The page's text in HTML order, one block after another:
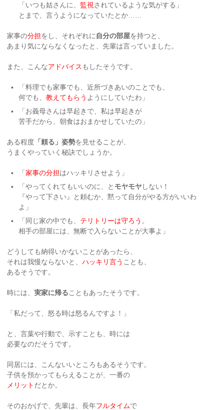
「いつも姑さんに、 監視 されているような気がする」
とまで、言うようになっていたとか……
家事の分担をし、それぞれに 自分の部屋を持つと、
あまり気にならなくなったと、先輩は言っていました。
また、こんなアドバイス もしたそうです。
「料理でも家事でも、近所づきあいのことでも、
何でも、教えてもらう ようにしていたわ」
「お義母さんは早起きで、私は早起きが
苦手だから、朝食はおまかせしていたの」
ある程度 「頼る」姿勢を見せることが、
うまくやっていく秘訣でしょうか。
「家事の分担はハッキリさせよう」
「やってくれてもいいのに、と モヤモヤしない！
『やって下さい』と頼むか、黙って自分がやる方がいいわ
よ」
「同じ家の中でも、 テリトリーは守ろう 。
相手の部屋には、無断で入らないことが大事よ」
どうしても納得いかないことがあったら、
それは我慢ならないと、ハッキリ言う ことも、
あるそうです。
時には、実家に帰ることもあったそうです。
「私だって、怒る時は怒るんですよ！」
と、言葉や行動で、示すことも、時には
必要なのだそうです。
同居には、こんないいところもあるそうです。
子供を預かってもらえることが、一番の
メリット だとか。
そのおかげで、先輩は、長年フルタイムで